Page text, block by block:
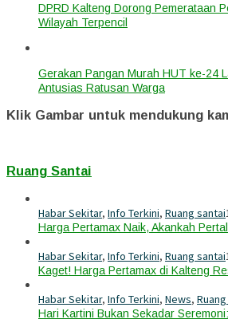
DPRD Kalteng Dorong Pemerataan
Wilayah Terpencil
Gerakan Pangan Murah HUT ke-24
Antusias Ratusan Warga
Klik Gambar untuk mendukung
Ruang Santai
Habar Sekitar, Info Terkini, Ruang santai
Harga Pertamax Naik, Akankah
Habar Sekitar, Info Terkini, Ruang santai
Kaget! Harga Pertamax di Kalteng
Habar Sekitar, Info Terkini, News,
Hari Kartini Bukan Sekadar